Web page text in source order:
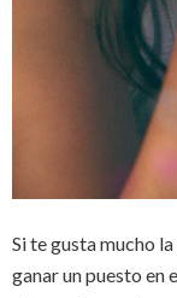
Si te gusta mucho
ganar un puesto en